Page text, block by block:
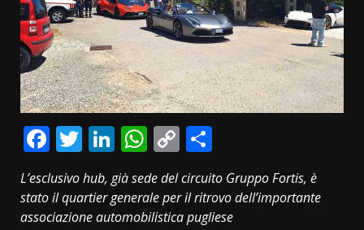
Facebook
Twitter
LinkedIn
WhatsApp
Copy
Link
L’esclusivo hub, già sede del circuito Gruppo Fortis, è
stato il quartier generale per il ritrovo dell’importante
associazione automobilistica pugliese